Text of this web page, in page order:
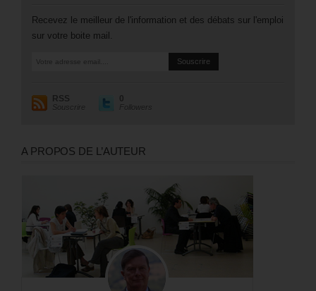
Recevez le meilleur de l'information et des débats sur l'emploi
sur votre boite mail.
RSS
Souscrire
0
Followers
A PROPOS DE L’AUTEUR